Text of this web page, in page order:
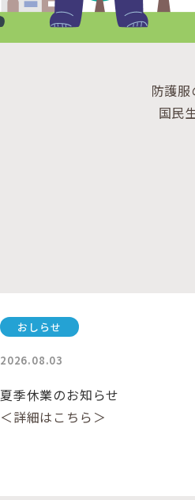
防護
国民
おしらせ
2026.08.03
夏季休業のお知らせ
＜詳細はこちら＞